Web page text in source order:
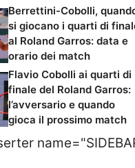
Berrettini-Cobolli,
si giocano i quarti di
al Roland Garros: data e
orario dei match
Flavio Cobolli ai quarti di
finale del Roland Garros:
l’avversario e quando
gioca il prossimo match